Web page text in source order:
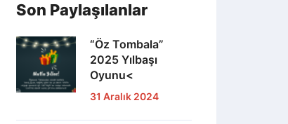
Son Paylaşılanlar
“Öz Tombala”
2025 Yılbaşı
Oyunu<
31 Aralık 2024